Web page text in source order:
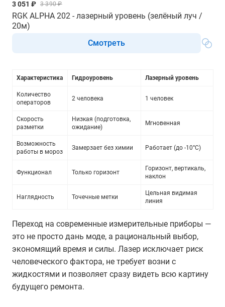
3 051 ₽ 3 390 ₽
RGK ALPHA 202 - лазерный уровень (зелёный луч /
20м)
Смотреть
Характеристика Гидроуровень Лазерный уровень
Количество
операторов
2 человека 1 человек
Скорость
разметки
Низкая (подготовка,
ожидание)
Мгновенная
Возможность
работы в мороз
Замерзает без химии Работает (до -10°С)
Функционал Только горизонт
Горизонт, вертикаль,
наклон
Наглядность Точечные метки
Цельная видимая
линия
Переход на современные измерительные приборы —
это не просто дань моде, а рациональный выбор,
экономящий время и силы. Лазер исключает риск
человеческого фактора, не требует возни с
жидкостями и позволяет сразу видеть всю картину
будущего ремонта.